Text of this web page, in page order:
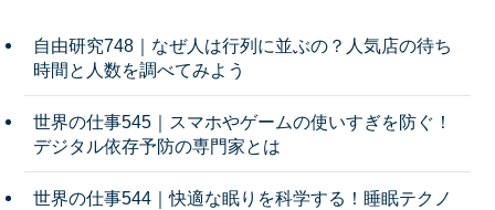
自由研究748｜なぜ人は行列に並ぶの？人気店の待ち
時間と人数を調べてみよう
世界の仕事545｜スマホやゲームの使いすぎを防ぐ！
デジタル依存予防の専門家とは
世界の仕事544｜快適な眠りを科学する！睡眠テクノ